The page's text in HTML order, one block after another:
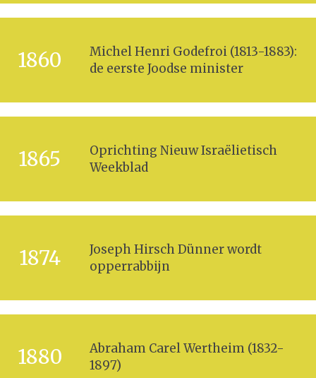
1860
Michel Henri Godefroi (1813-1883):
de eerste Joodse minister
1865
Oprichting Nieuw Israëlietisch
Weekblad
1874
Joseph Hirsch Dünner wordt
opperrabbijn
1880
Abraham Carel Wertheim (1832-
1897)